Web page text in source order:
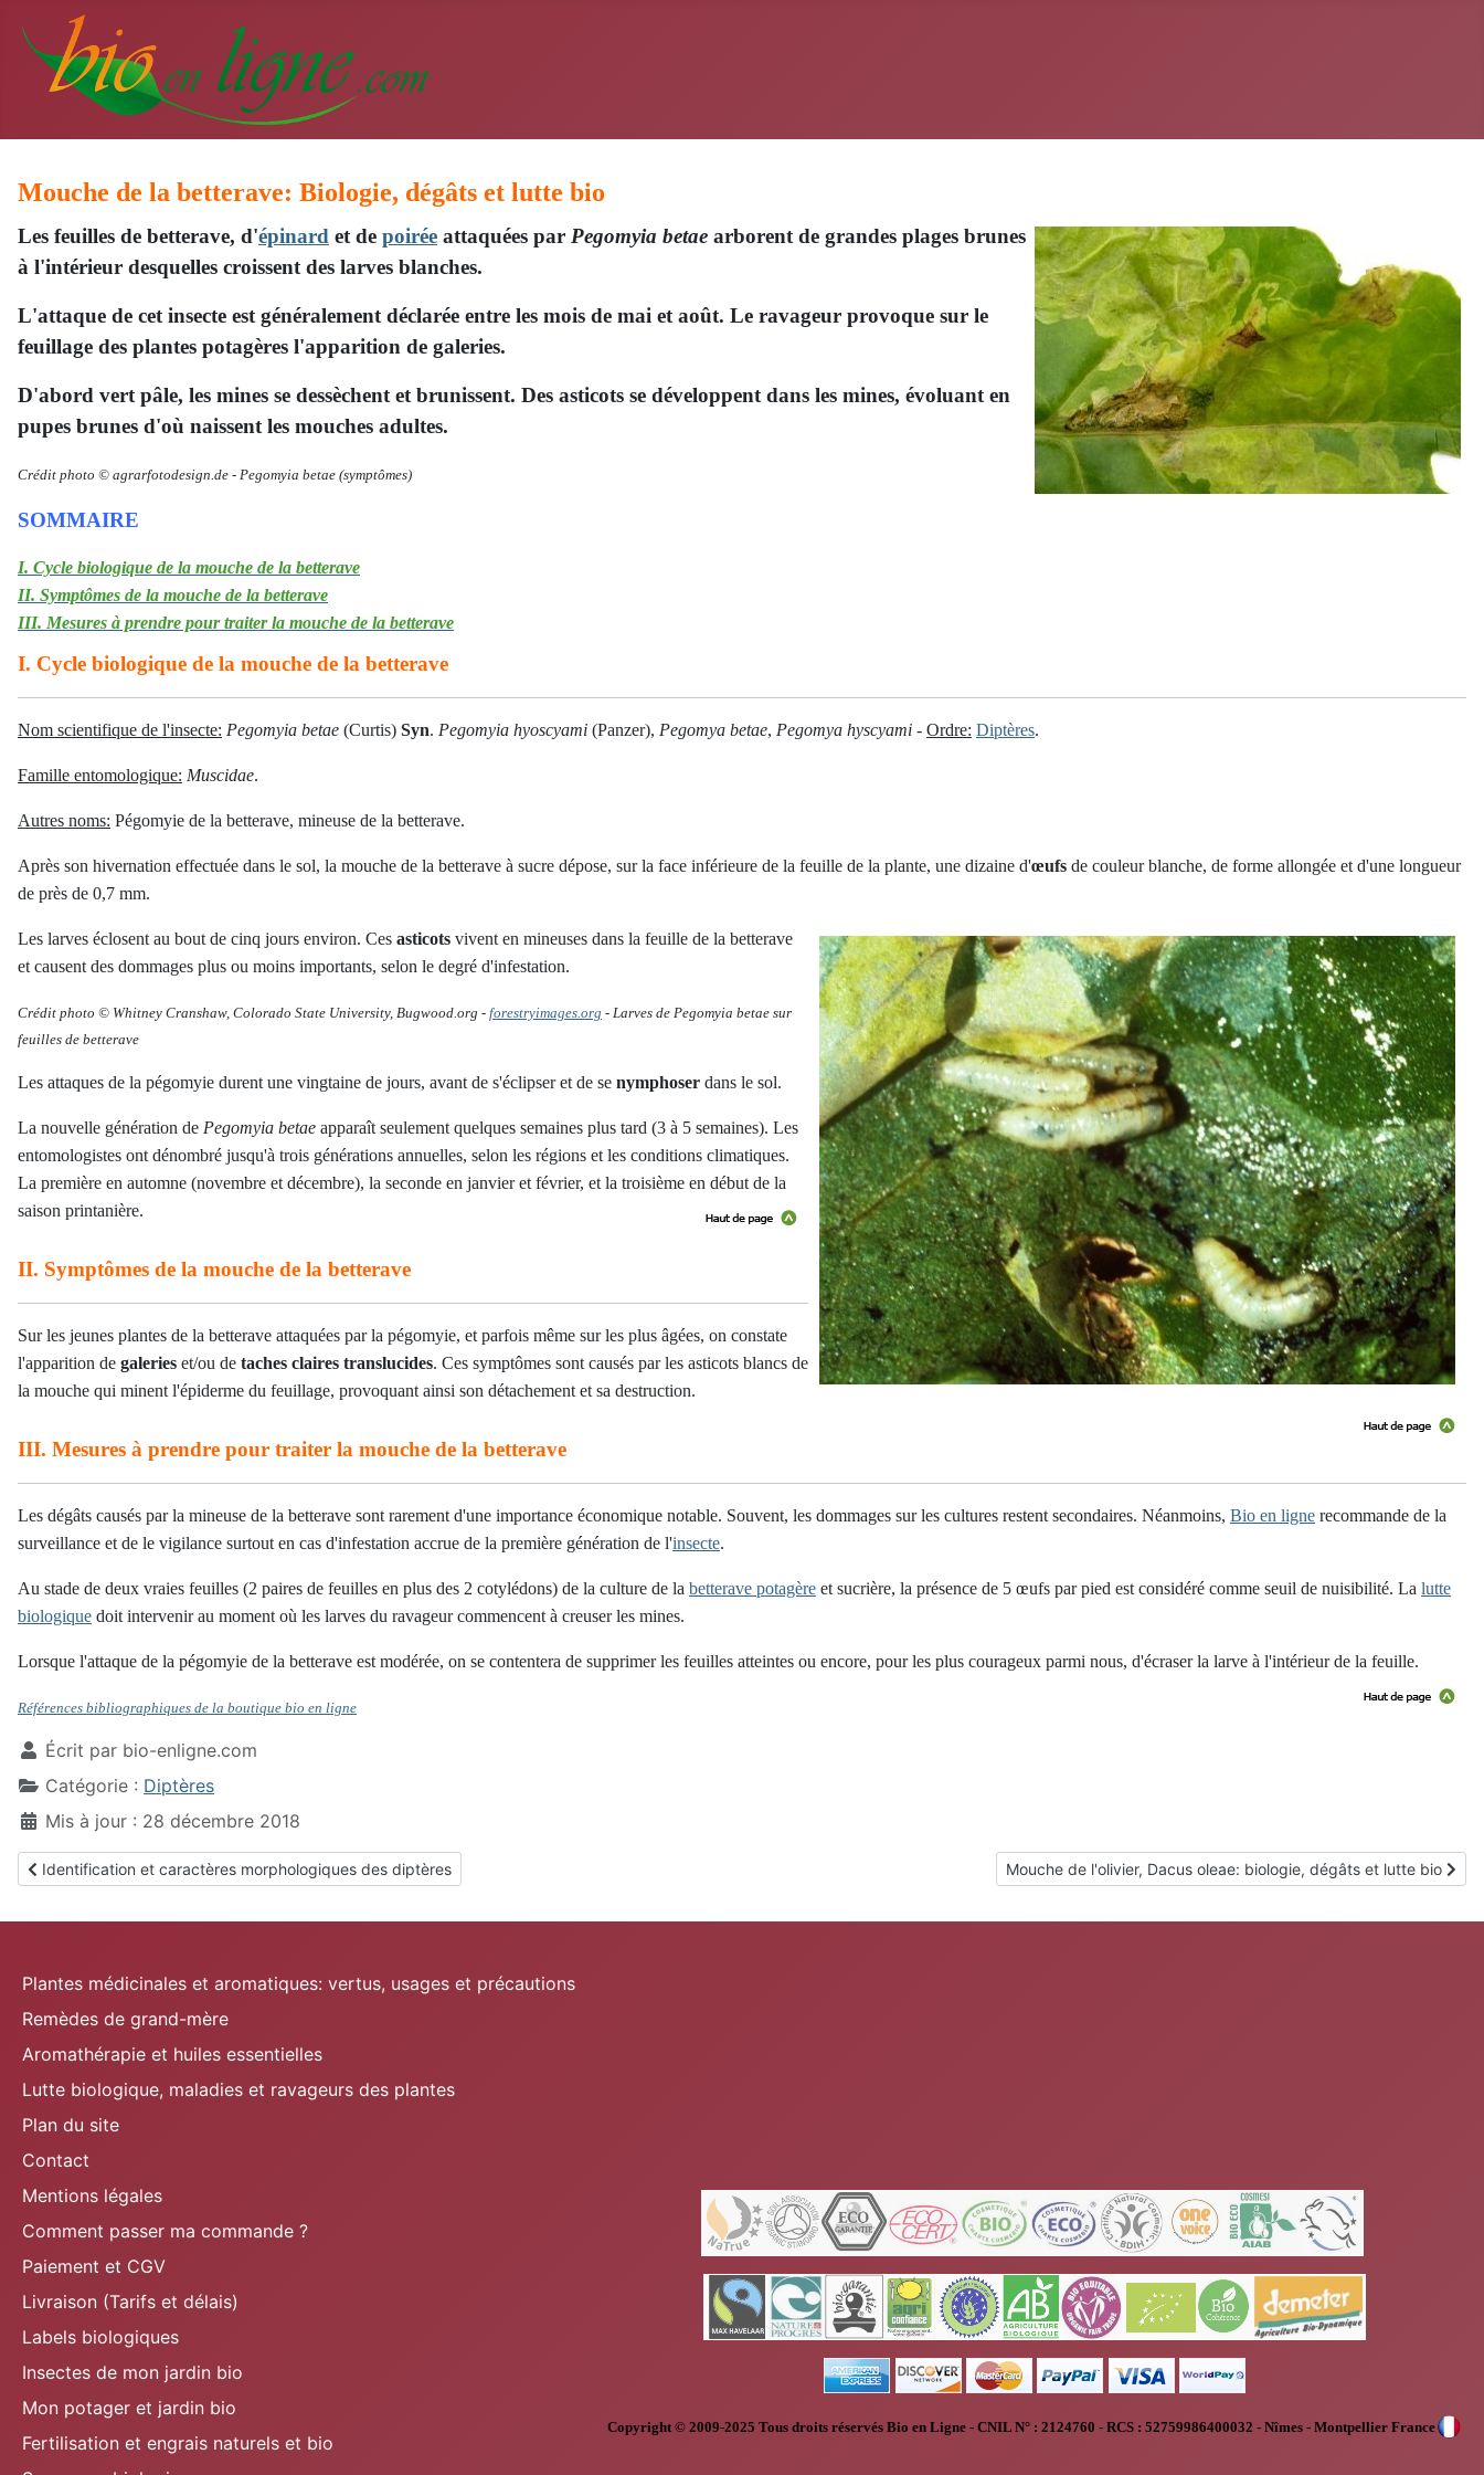
Mouche de la betterave: Biologie, dégâts et lutte bio
Les feuilles de betterave, d'épinard et de poirée attaquées par Pegomyia betae arborent de grandes plages brunes
à l'intérieur desquelles croissent des larves blanches.
L'attaque de cet insecte est généralement déclarée entre les mois de mai et août. Le ravageur provoque sur le
feuillage des plantes potagères l'apparition de galeries.
D'abord vert pâle, les mines se dessèchent et brunissent. Des asticots se développent dans les mines, évoluant en
pupes brunes d'où naissent les mouches adultes.
Crédit photo © agrarfotodesign.de - Pegomyia betae (symptômes)
SOMMAIRE
I. Cycle biologique de la mouche de la betterave
II. Symptômes de la mouche de la betterave
III. Mesures à prendre pour traiter la mouche de la betterave
I. Cycle biologique de la mouche de la betterave
Nom scientifique de l'insecte: Pegomyia betae (Curtis) Syn. Pegomyia hyoscyami (Panzer), Pegomya betae, Pegomya hyscyami - Ordre: Diptères.
Famille entomologique: Muscidae.
Autres noms: Pégomyie de la betterave, mineuse de la betterave.
Après son hivernation effectuée dans le sol, la mouche de la betterave à sucre dépose, sur la face inférieure de la feuille de la plante, une dizaine d'œufs de couleur blanche, de forme allongée et d'une longueur
de près de 0,7 mm.
Les larves éclosent au bout de cinq jours environ. Ces asticots vivent en mineuses dans la feuille de la betterave
et causent des dommages plus ou moins importants, selon le degré d'infestation.
Crédit photo © Whitney Cranshaw, Colorado State University, Bugwood.org - forestryimages.org - Larves de Pegomyia betae sur
feuilles de betterave
Les attaques de la pégomyie durent une vingtaine de jours, avant de s'éclipser et de se nymphoser dans le sol.
La nouvelle génération de Pegomyia betae apparaît seulement quelques semaines plus tard (3 à 5 semaines). Les
entomologistes ont dénombré jusqu'à trois générations annuelles, selon les régions et les conditions climatiques.
La première en automne (novembre et décembre), la seconde en janvier et février, et la troisième en début de la
saison printanière.
II. Symptômes de la mouche de la betterave
Sur les jeunes plantes de la betterave attaquées par la pégomyie, et parfois même sur les plus âgées, on constate
l'apparition de galeries et/ou de taches claires translucides. Ces symptômes sont causés par les asticots blancs de
la mouche qui minent l'épiderme du feuillage, provoquant ainsi son détachement et sa destruction.
III. Mesures à prendre pour traiter la mouche de la betterave
Les dégâts causés par la mineuse de la betterave sont rarement d'une importance économique notable. Souvent, les dommages sur les cultures restent secondaires. Néanmoins, Bio en ligne recommande de la
surveillance et de le vigilance surtout en cas d'infestation accrue de la première génération de l'insecte.
Au stade de deux vraies feuilles (2 paires de feuilles en plus des 2 cotylédons) de la culture de la betterave potagère et sucrière, la présence de 5 œufs par pied est considéré comme seuil de nuisibilité. La lutte
biologique doit intervenir au moment où les larves du ravageur commencent à creuser les mines.
Lorsque l'attaque de la pégomyie de la betterave est modérée, on se contentera de supprimer les feuilles atteintes ou encore, pour les plus courageux parmi nous, d'écraser la larve à l'intérieur de la feuille.
Références bibliographiques de la boutique bio en ligne
Écrit par bio-enligne.com
Catégorie : Diptères
Mis à jour : 28 décembre 2018
Article précédent : Identification et caractères morphologiques des diptères
Identification et caractères morphologiques des diptères Article suivant : Mouche de l'olivier, Dacus oleae: biologie, dégâts
Mouche de l'olivier, Dacus oleae: biologie, dégâts et lutte bio
Plantes médicinales et aromatiques: vertus, usages et précautions
Remèdes de grand-mère
Aromathérapie et huiles essentielles
Lutte biologique, maladies et ravageurs des plantes
Plan du site
Contact
Mentions légales
Comment passer ma commande ?
Paiement et CGV
Livraison (Tarifs et délais)
Labels biologiques
Insectes de mon jardin bio
Mon potager et jardin bio
Fertilisation et engrais naturels et bio
Copyright © 2009-2025 Tous droits réservés Bio en Ligne - CNIL N° : 2124760 - RCS : 52759986400032 - Nîmes - Montpellier France